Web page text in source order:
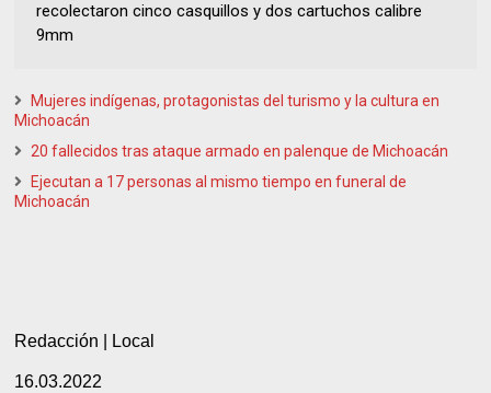
recolectaron cinco casquillos y dos cartuchos calibre
9mm
Mujeres indígenas, protagonistas del turismo y la cultura en
Michoacán
20 fallecidos tras ataque armado en palenque de Michoacán
Ejecutan a 17 personas al mismo tiempo en funeral de
Michoacán
Redacción | Local
16.03.2022